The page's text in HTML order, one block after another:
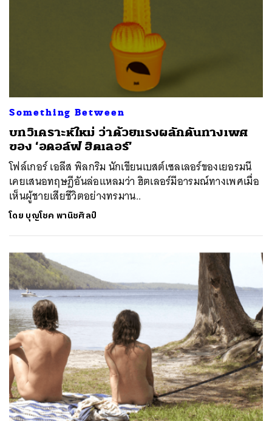
Something Between
บทวิเคราะห์ใหม่ ว่าด้วยแรงผลักดันทางเพศ
ของ ‘อดอล์ฟ ฮิตเลอร์’
โฟล์เกอร์ เอลีส พิลกริม นักเขียนเบสต์เซลเลอร์ของเยอรมนี
เคยเสนอทฤษฎีอันล่อแหลมว่า ฮิตเลอร์มีอารมณ์ทางเพศเมื่อ
เห็นผู้ชายเสียชีวิตอย่างทรมาน..
โดย บุญโชค พานิชศิลป์